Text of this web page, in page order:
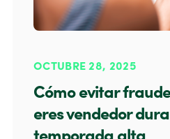
OCTUBRE 28, 2025
Cómo evitar
eres vendedor